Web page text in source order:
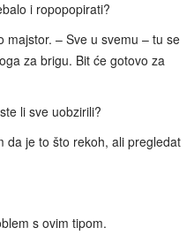
i ropopopirati?
majstor. – Sve u svemu – tu se
za brigu. Bit će gotovo za
li sve uobzirili?
da je to što rekoh, ali pregledat
s ovim tipom.